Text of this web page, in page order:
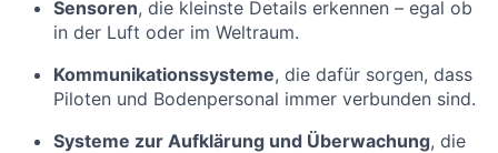
Sensoren, die kleinste Details erkennen – egal ob
in der Luft oder im Weltraum.
Kommunikationssysteme, die dafür sorgen, dass
Piloten und Bodenpersonal immer verbunden sind.
Systeme zur Aufklärung und Überwachung, die